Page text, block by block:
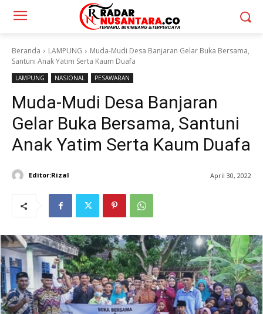
Beranda LAMPUNG
Muda-Mudi Desa Banjaran Gelar Buka Bersama,
Santuni Anak Yatim Serta Kaum Duafa
LAMPUNG NASIONAL PESAWARAN
Muda-Mudi Desa Banjaran
Gelar Buka Bersama, Santuni
Anak Yatim Serta Kaum Duafa
Editor:Rizal April 30, 2022